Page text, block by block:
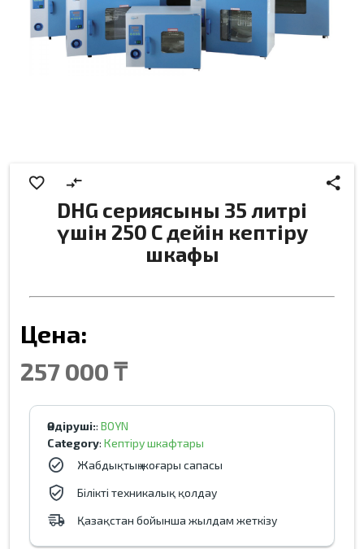
favorite_border compare_arrows share
DHG сериясының 35 литрі
үшін 250 C дейін кептіру
шкафы
Цена:
257 000 ₸
Өндіруші:: BOYN
Category: Кептіру шкафтары
Жабдықтың жоғары сапасы
Білікті техникалық қолдау
Қазақстан бойынша жылдам жеткізу